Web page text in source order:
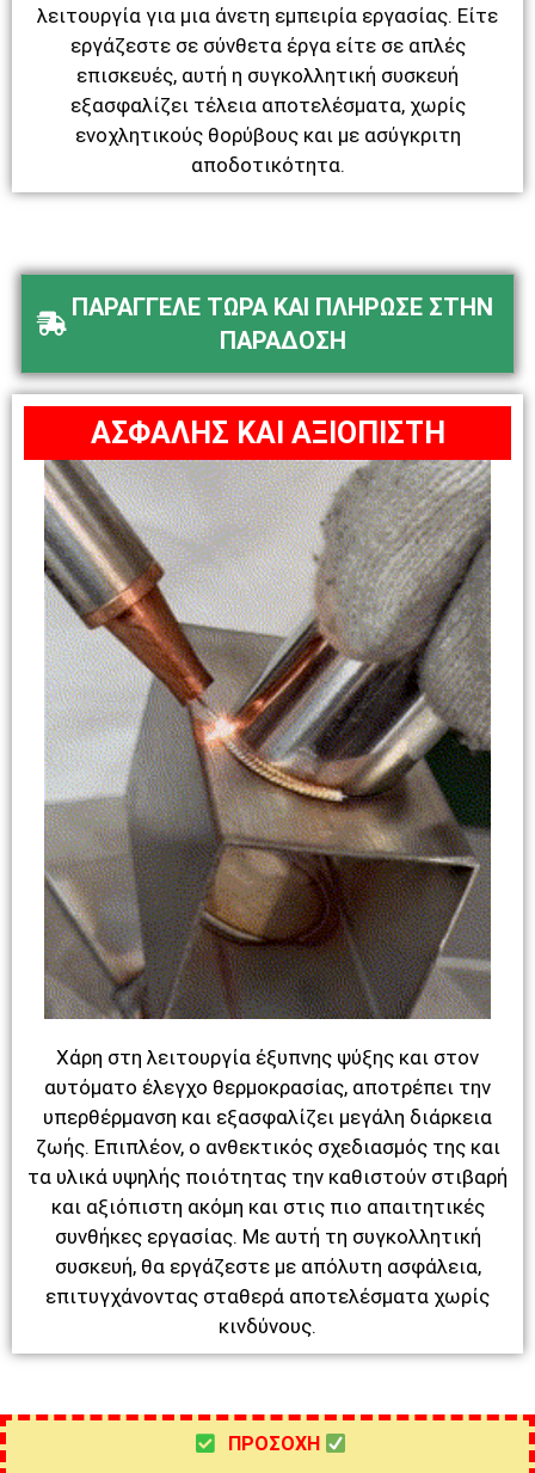
λειτουργία για μια άνετη εμπειρία εργασίας. Είτε
εργάζεστε σε σύνθετα έργα είτε σε απλές
επισκευές, αυτή η συγκολλητική συσκευή
εξασφαλίζει τέλεια αποτελέσματα, χωρίς
ενοχλητικούς θορύβους και με ασύγκριτη
αποδοτικότητα.
ΠΑΡΑΓΓΕΛΕ ΤΩΡΑ ΚΑΙ ΠΛΗΡΩΣΕ ΣΤΗΝ
ΠΑΡΑΔΟΣΗ
ΑΣΦΑΛΗΣ ΚΑΙ ΑΞΙΟΠΙΣΤΗ
Χάρη στη λειτουργία έξυπνης ψύξης και στον
αυτόματο έλεγχο θερμοκρασίας, αποτρέπει την
υπερθέρμανση και εξασφαλίζει μεγάλη διάρκεια
ζωής. Επιπλέον, ο ανθεκτικός σχεδιασμός της και
τα υλικά υψηλής ποιότητας την καθιστούν στιβαρή
και αξιόπιστη ακόμη και στις πιο απαιτητικές
συνθήκες εργασίας. Με αυτή τη συγκολλητική
συσκευή, θα εργάζεστε με απόλυτη ασφάλεια,
επιτυγχάνοντας σταθερά αποτελέσματα χωρίς
κινδύνους.
ΠΡΟΣΟΧΗ